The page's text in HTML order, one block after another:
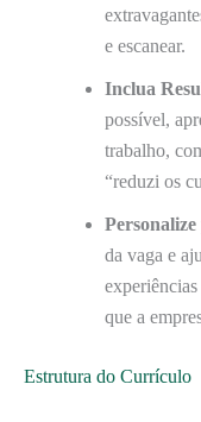
e escanear.
Inclua
possível,
trabalho,
“reduzi os
da vaga e
que a
Estrutura do Currículo